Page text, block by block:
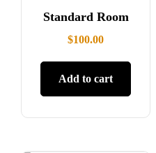
Standard Room
$100.00
Add to cart